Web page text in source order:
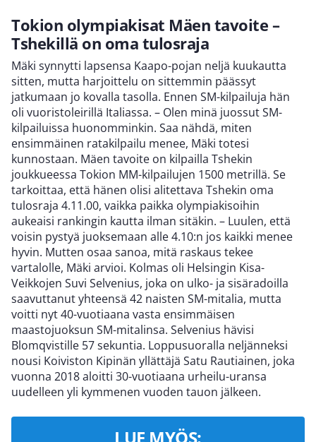
Tokion olympiakisat Mäen tavoite –
Tshekillä on oma tulosraja
Mäki synnytti lapsensa Kaapo-pojan neljä kuukautta
sitten, mutta harjoittelu on sittemmin päässyt
jatkumaan jo kovalla tasolla. Ennen SM-kilpailuja hän
oli vuoristoleirillä Italiassa. – Olen minä juossut SM-
kilpailuissa huonomminkin. Saa nähdä, miten
ensimmäinen ratakilpailu menee, Mäki totesi
kunnostaan. Mäen tavoite on kilpailla Tshekin
joukkueessa Tokion MM-kilpailujen 1500 metrillä. Se
tarkoittaa, että hänen olisi alitettava Tshekin oma
tulosraja 4.11.00, vaikka paikka olympiakisoihin
aukeaisi rankingin kautta ilman sitäkin. – Luulen, että
voisin pystyä juoksemaan alle 4.10:n jos kaikki menee
hyvin. Mutten osaa sanoa, mitä raskaus tekee
vartalolle, Mäki arvioi. Kolmas oli Helsingin Kisa-
Veikkojen Suvi Selvenius, joka on ulko- ja sisäradoilla
saavuttanut yhteensä 42 naisten SM-mitalia, mutta
voitti nyt 40-vuotiaana vasta ensimmäisen
maastojuoksun SM-mitalinsa. Selvenius hävisi
Blomqvistille 57 sekuntia. Loppusuoralla neljänneksi
nousi Koiviston Kipinän yllättäjä Satu Rautiainen, joka
vuonna 2018 aloitti 30-vuotiaana urheilu-uransa
uudelleen yli kymmenen vuoden tauon jälkeen.